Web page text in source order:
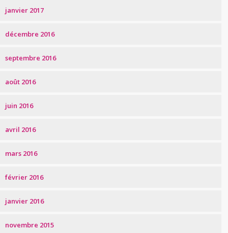
janvier 2017
décembre 2016
septembre 2016
août 2016
juin 2016
avril 2016
mars 2016
février 2016
janvier 2016
novembre 2015